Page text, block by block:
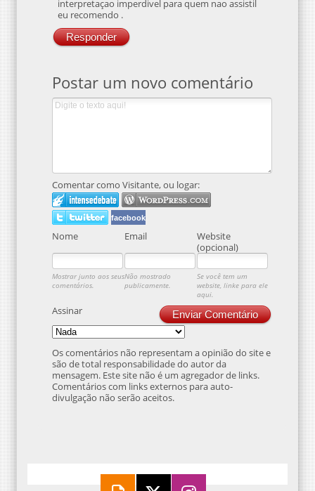
interpretaçao imperdivel para quem nao assistil
eu recomendo .
Responder
Postar um novo comentário
Comentar como Visitante, ou logar:
facebook
Nome Email
Website
(opcional)
Mostrar junto aos seus
comentários.
Não mostrado
publicamente.
Se você tem um
website, linke para ele
aqui.
Enviar Comentário
Assinar
Os comentários não representam a opinião do site e
são de total responsabilidade do autor da
mensagem. Este site não é um agregador de links.
Comentários com links externos para auto-
divulgação não serão aceitos.